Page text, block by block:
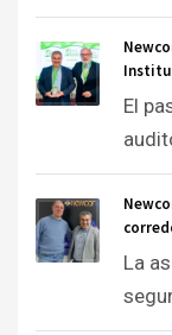
El
La